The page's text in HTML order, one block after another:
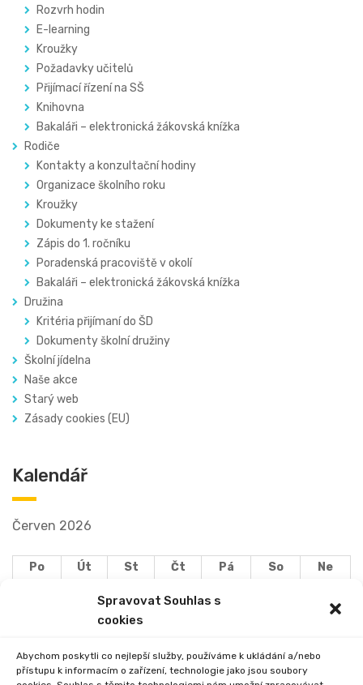
Spravovat Souhlas s
cookies
Abychom poskytli co nejlepší služby, používáme k ukládání a/nebo
přístupu k informacím o zařízení, technologie jako jsou soubory
Rozvrh hodin
E-learning
Kroužky
Požadavky učitelů
Přijímací řízení na SŠ
Knihovna
Bakaláři – elektronická žákovská knížka
Rodiče
Kontakty a konzultační hodiny
Organizace školního roku
Kroužky
Dokumenty ke stažení
Zápis do 1. ročníku
Poradenská pracoviště v okolí
Bakaláři – elektronická žákovská knížka
Družina
Kritéria přijímaní do ŠD
Dokumenty školní družiny
Školní jídelna
Naše akce
Starý web
Zásady cookies (EU)
Kalendář
Červen 2026
Po Út St Čt Pá So
Ne
10
14
22
23 24 25 26 27
28